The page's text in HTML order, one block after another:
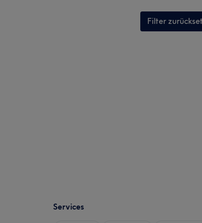
Filter
Services